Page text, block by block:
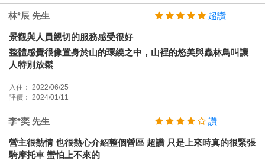
林*辰 先生 超讚
景觀與人員親切的服務感受很好
整體感覺很像置身於山的環繞之中，山裡的悠美與蟲林鳥叫讓
人特別放鬆
入住： 2022/06/25
評價： 2024/01/11
李*奕 先生 讚
營主很熱情 也很熱心介紹整個營區 超讚 只是上來時真的很緊張
騎摩托車 蠻怕上不來的